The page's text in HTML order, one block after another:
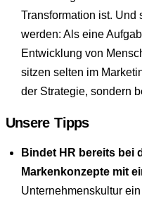
Transformation ist. Und
werden: Als eine
Entwicklung von
sitzen selten im
der Strategie, sondern
Unsere Tipps
Bindet HR bereits bei
Markenkonzepte mit
Unternehmenskultur